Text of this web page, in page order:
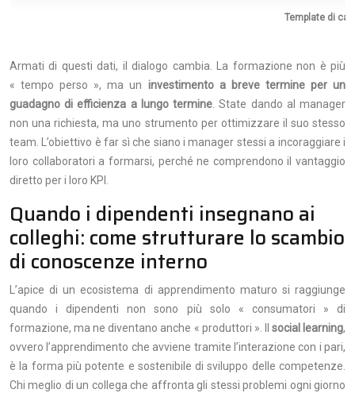
Template di
Armati di questi dati, il dialogo cambia. La formazione non è più
« tempo perso », ma un investimento a breve termine per un
guadagno di efficienza a lungo termine . State dando al manager
non una richiesta, ma uno strumento per ottimizzare il suo stesso
team. L’obiettivo è far sì che siano i manager stessi a incoraggiare i
loro collaboratori a formarsi, perché ne comprendono il vantaggio
diretto per i loro KPI.
Quando i dipendenti insegnano ai
colleghi: come strutturare lo scambio
di conoscenze interno
L’apice di un ecosistema di apprendimento maturo si raggiunge
quando i dipendenti non sono più solo « consumatori » di
formazione, ma ne diventano anche « produttori ». Il social learning,
ovvero l’apprendimento che avviene tramite l’interazione con i pari,
è la forma più potente e sostenibile di sviluppo delle competenze.
Chi meglio di un collega che affronta gli stessi problemi ogni giorno